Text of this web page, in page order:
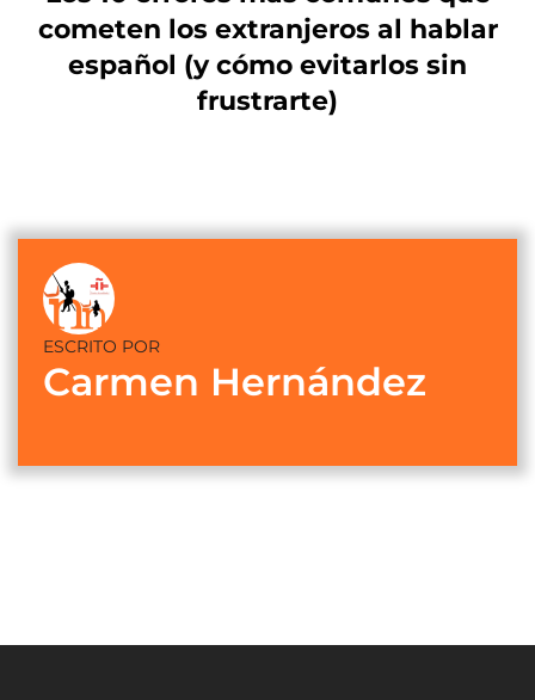
cometen los extranjeros al hablar
español (y cómo evitarlos sin
frustrarte)
ESCRITO POR
Carmen Hernández